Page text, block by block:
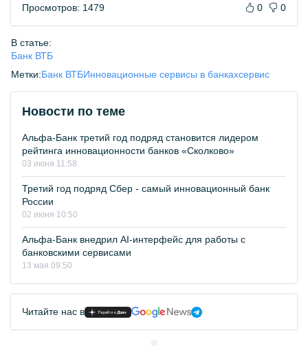
Просмотров: 1479 0 0
В статье:
Банк ВТБ
Метки:Банк ВТБИнновационные сервисы в банкахсервис
Новости по теме
Альфа-Банк третий год подряд становится лидером
рейтинга инновационности банков «Сколково»
03 июня 11:58
Третий год подряд Сбер - самый инновационный банк
России
02 июня 10:50
Альфа-Банк внедрил AI-интерфейс для работы с
банковскими сервисами
13 мая 09:50
Читайте нас в